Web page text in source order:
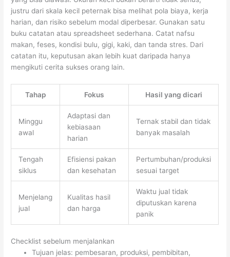
justru dari skala kecil peternak bisa melihat pola biaya, kerja
harian, dan risiko sebelum modal diperbesar. Gunakan satu
buku catatan atau spreadsheet sederhana. Catat nafsu
makan, feses, kondisi bulu, gigi, kaki, dan tanda stres. Dari
catatan itu, keputusan akan lebih kuat daripada hanya
mengikuti cerita sukses orang lain.
Tahap Fokus Hasil yang dicari
Minggu
awal
Adaptasi dan
kebiasaan
harian
Ternak stabil dan tidak
banyak masalah
Tengah
siklus
Efisiensi pakan
dan kesehatan
Pertumbuhan/produksi
sesuai target
Menjelang
jual
Kualitas hasil
dan harga
Waktu jual tidak
diputuskan karena
panik
Checklist sebelum menjalankan
Tujuan jelas: pembesaran, produksi, pembibitan,